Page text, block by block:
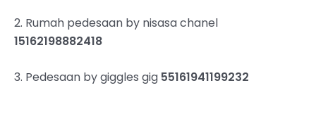
2. Rumah pedesaan by nisasa chanel
15162198882418
3. Pedesaan by giggles gig 55161941199232